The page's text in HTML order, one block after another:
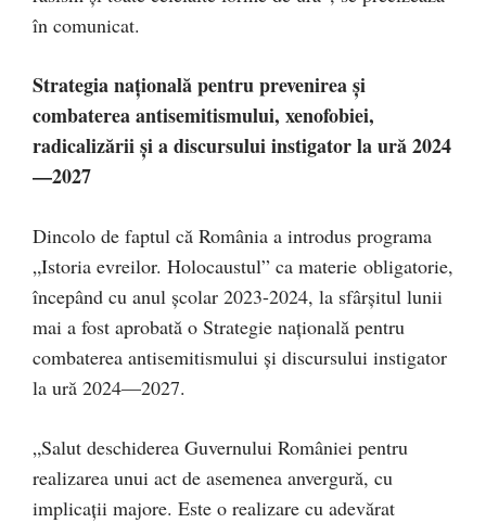
în comunicat.
Strategia națională pentru prevenirea și
combaterea antisemitismului, xenofobiei,
radicalizării și a discursului instigator la ură 2024
—2027
Dincolo de faptul că România a introdus programa
„Istoria evreilor. Holocaustul” ca materie obligatorie,
începând cu anul școlar 2023-2024, la sfârșitul lunii
mai a fost aprobată o Strategie națională pentru
combaterea antisemitismului și discursului instigator
la ură 2024—2027.
„Salut deschiderea Guvernului României pentru
realizarea unui act de asemenea anvergură, cu
implicații majore. Este o realizare cu adevărat